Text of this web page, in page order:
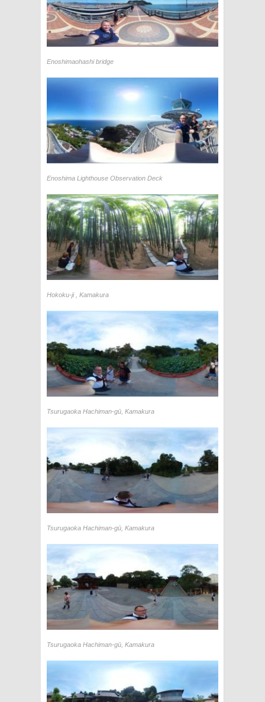
Enoshimaohashi bridge
Enoshima Lighthouse Observation Deck
Hokoku-ji , Kamakura
Tsurugaoka Hachiman-gū, Kamakura
Tsurugaoka Hachiman-gū, Kamakura
Tsurugaoka Hachiman-gū, Kamakura